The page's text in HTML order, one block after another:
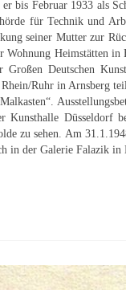
bis Februar 1933 als
für Technik und
seiner Mutter zur
Heimstätten
Deutschen
Ruhr in
Kunsthalle
zu sehen. Am
in der Galerie Falazik